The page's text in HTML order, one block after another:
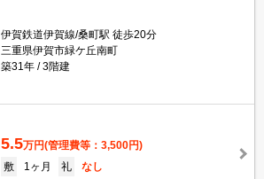
伊賀鉄道伊賀線/桑町駅 徒歩20分
三重県伊賀市緑ケ丘南町
築31年
3階建
5.5万円(管理費等：3,500円)
敷
1ヶ月 礼
なし